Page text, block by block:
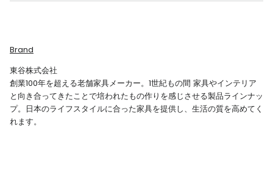
Brand
東谷株式会社
創業100年を超える老舗家具メーカー。 1世紀もの間 家具やインテリア
と向き合ってきたことで培われたもの作りを感じさせる製品ラインナッ
プ。日本のライフスタイルに合った家具を提供し、生活の質を高めてく
れます。